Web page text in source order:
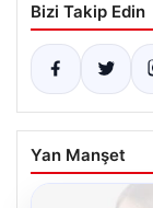
Bizi Takip Edin
Yan Manşet